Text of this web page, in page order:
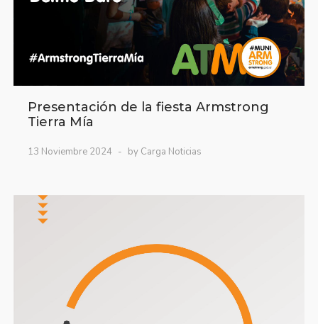
Presentación de la fiesta Armstrong
Tierra Mía
13 Noviembre 2024 by Carga Noticias